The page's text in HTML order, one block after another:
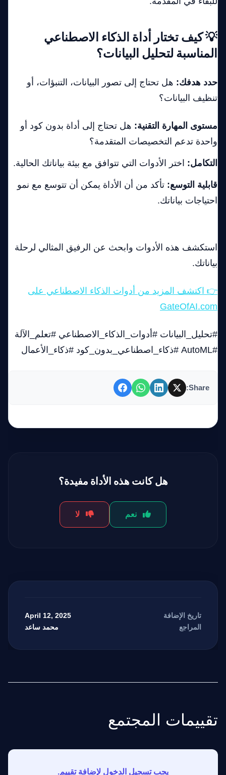
💡 كيف تختار أداة الذكاء الاصطناعي
المناسبة لتحليل البيانات؟
حدد هدفك: هل تحتاج إلى تصور البيانات، التنبؤات، أو
تنظيف البيانات؟
مستوى المهارة التقنية: هل تحتاج إلى أداة بدون كود أو
واحدة تدعم التخصيصات المتقدمة؟
التكامل: اختر الأدوات التي تتوافق مع بيئة بياناتك الحالية.
قابلية التوسع: تأكد من أن الأداة يمكن أن تتوسع مع نمو
احتياجات بياناتك.
استكشف هذه الأدوات وابحث عن الرفيق المثالي لرحلة
بياناتك.
👉 اكتشف المزيد من أدوات الذكاء الاصطناعي على
GateOfAI.com
#تحليل_البيانات #أدوات_الذكاء_الاصطناعي #تعلم_الآلة
#AutoML #ذكاء_اصطناعي_بدون_كود #ذكاء_الأعمال
Share:
هل كانت هذه الأداة مفيدة؟
نعم لا
تاريخ الإضافة April 12, 2025
المراجع محمد ساعد
تقييمات المجتمع
يجب تسجيل الدخول لإضافة تقييم.
مرشد بوابة الذكاء الاصطناعي